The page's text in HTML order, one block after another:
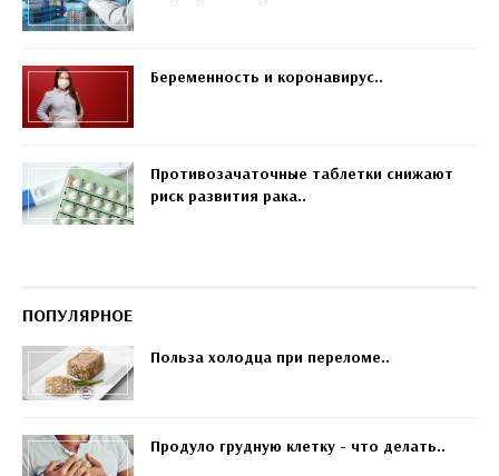
Беременность и коронавирус..
Противозачаточные таблетки снижают
риск развития рака..
ПОПУЛЯРНОЕ
Польза холодца при переломе..
Продуло грудную клетку - что делать..